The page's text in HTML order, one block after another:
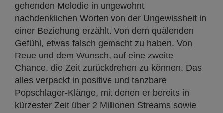
gehenden Melodie in ungewohnt
nachdenklichen Worten von der Ungewissheit in
einer Beziehung erzählt. Von dem quälenden
Gefühl, etwas falsch gemacht zu haben. Von
Reue und dem Wunsch, auf eine zweite
Chance, die Zeit zurückdrehen zu können. Das
alles verpackt in positive und tanzbare
Popschlager-Klänge, mit denen er bereits in
kürzester Zeit über 2 Millionen Streams sowie